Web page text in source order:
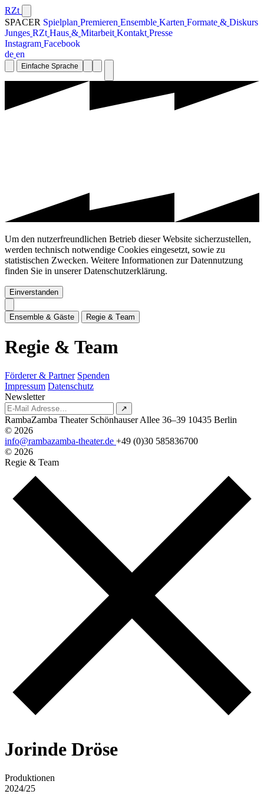
RZt
SPACER Spielplan Premieren Ensemble Karten Formate & Diskurs
Junges RZt Haus & Mitarbeit Kontakt Presse
Instagram Facebook
de en
Einfache Sprache
Um den nutzerfreundlichen Betrieb dieser Website sicherzustellen,
werden technisch notwendige Cookies eingesetzt, sowie zu
statistischen Zwecken. Weitere Informationen zur Datennutzung
finden Sie in unserer Datenschutzerklärung.
Einverstanden
Ensem b e & Gäste Regie & Team
Regie & Team
Förderer & Partner Spenden
Impressum Datenschutz
Newsletter
↗
RambaZamba Theater Schönhauser Allee 36–39 10435 Berlin
© 2026
info@rambazamba-theater.de +49 (0)30 585836700
© 2026
Regie & Team
Jorinde Dröse
Produktionen
2024/25